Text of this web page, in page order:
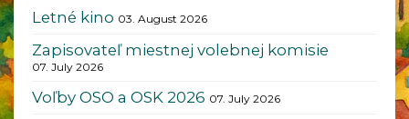
Letné kino 03. August 2026
Zapisovateľ miestnej volebnej komisie
07. July 2026
Voľby OSO a OSK 2026 07. July 2026